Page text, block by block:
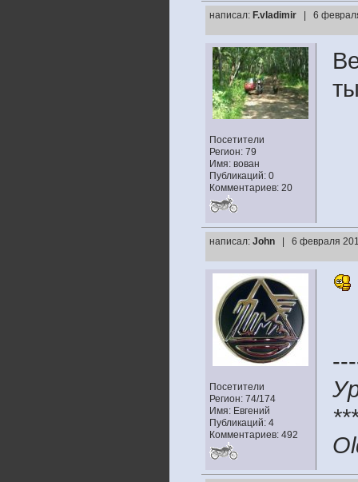
написал: F.vladimir | 6
Посетители
Регион: 79
Имя: вован
Публикаций: 0
Комментариев: 20
написал: John | 6 февраля
Посетители
Регион: 74/174
Имя: Евгений
Публикаций: 4
Комментариев: 492